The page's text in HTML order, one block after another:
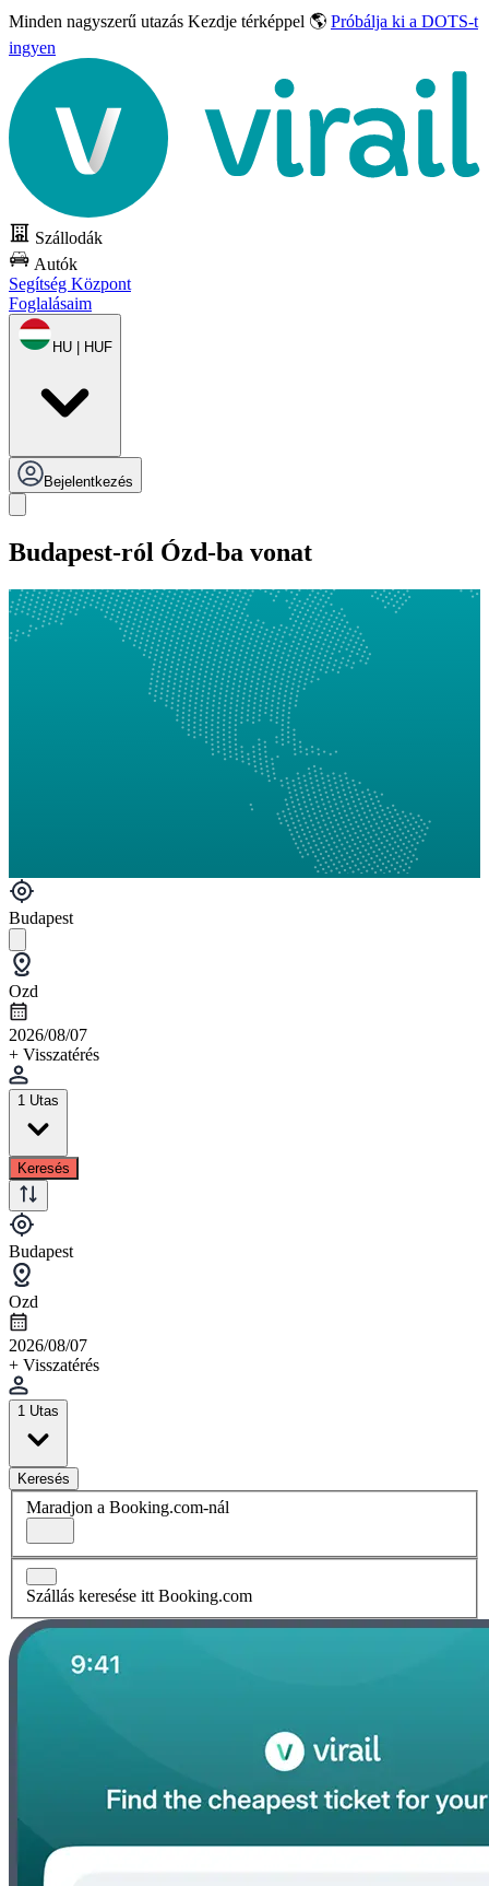
Minden nagyszerű utazás Kezdje térképpel 🌎 Próbálja ki a DOTS-t
ingyen
Szállodák
Autók
Segítség Központ
Foglalásaim
HU | HUF
Bejelentkezés
Budapest-ról Ózd-ba vonat
Budapest
Ozd
2026/08/07
+ Visszatérés
1 Utas
Keresés
Budapest
Ozd
2026/08/07
+ Visszatérés
1 Utas
Keresés
Maradjon a Booking.com-nál
Szállás keresése itt Booking.com